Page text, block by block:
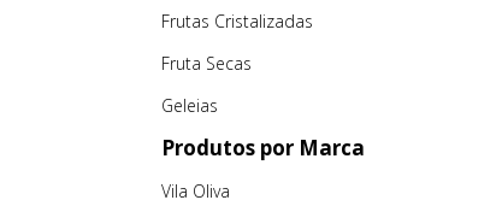
Frutas Cristalizadas
Fruta Secas
Geleias
Produtos por Marca
Vila Oliva